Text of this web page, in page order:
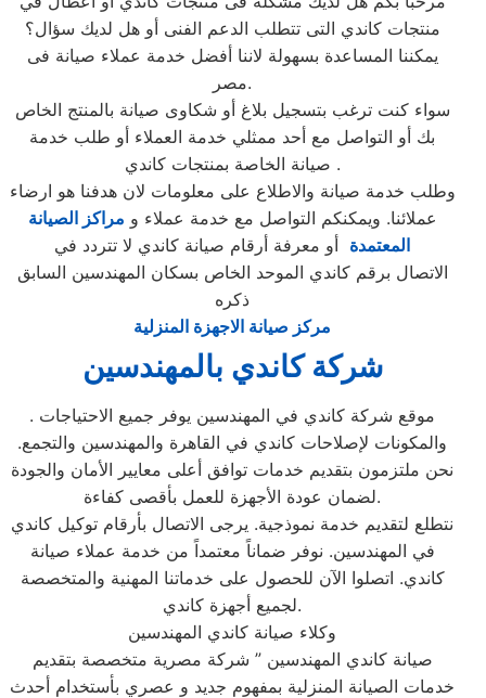
منتجات كاندي التى تتطلب الدعم الفنى أو هل لديك سؤال؟
يمكننا المساعدة بسهولة لاننا أفضل خدمة عملاء صيانة فى
مصر.
سواء كنت ترغب بتسجيل بلاغ أو شكاوى صيانة بالمنتج الخاص
بك أو التواصل مع أحد ممثلي خدمة العملاء أو طلب خدمة
صيانة الخاصة بمنتجات كاندي .
وطلب خدمة صيانة والاطلاع على معلومات لان هدفنا هو ارضاء
عملائنا. ويمكنكم التواصل مع خدمة عملاء و مراكز الصيانة
المعتمدة أو معرفة أرقام صيانة كاندي لا تتردد في
الاتصال برقم كاندي الموحد الخاص بسكان المهندسين السابق
ذكره
مركز صيانة الاجهزة المنزلية
شركة كاندي بالمهندسين
. موقع شركة كاندي في المهندسين يوفر جميع الاحتياجات
والمكونات لإصلاحات كاندي في القاهرة والمهندسين والتجمع.
نحن ملتزمون بتقديم خدمات توافق أعلى معايير الأمان والجودة
لضمان عودة الأجهزة للعمل بأقصى كفاءة.
نتطلع لتقديم خدمة نموذجية. يرجى الاتصال بأرقام توكيل كاندي
في المهندسين. نوفر ضماناً معتمداً من خدمة عملاء صيانة
كاندي. اتصلوا الآن للحصول على خدماتنا المهنية والمتخصصة
لجميع أجهزة كاندي.
وكلاء صيانة كاندي المهندسين
صيانة كاندي المهندسين ” شركة مصرية متخصصة بتقديم
خدمات الصيانة المنزلية بمفهوم جديد و عصري بأستخدام أحدث